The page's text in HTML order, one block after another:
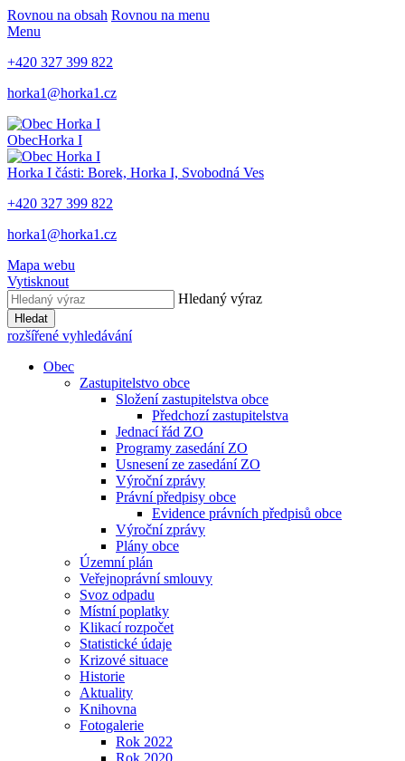
Rovnou na obsah Rovnou na menu
Menu
+420 327 399 822
horka1@horka1.cz
ObecHorka I
Horka I části: Borek, Horka I, Svobodná Ves
+420 327 399 822
horka1@horka1.cz
Mapa webu
Vytisknout
Hledaný výraz
Hledat
rozšířené vyhledávání
Obec
Zastupitelstvo obce
Složení zastupitelstva obce
Předchozí zastupitelstva
Jednací řád ZO
Programy zasedání ZO
Usnesení ze zasedání ZO
Výroční zprávy
Právní předpisy obce
Evidence právních předpisů obce
Výroční zprávy
Plány obce
Územní plán
Veřejnoprávní smlouvy
Svoz odpadu
Místní poplatky
Klikací rozpočet
Statistické údaje
Krizové situace
Historie
Aktuality
Knihovna
Fotogalerie
Rok 2022
Rok 2020